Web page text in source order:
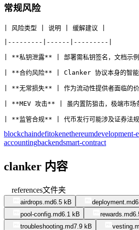
常规风险
| 风险类型 | 说明 | 缓解建议 |
|---------|------|---------|
| **私钥泄露** | 部署需私钥签名，文档示
| **合约风险** | Clanker 协议本身的智能
| **无常损失** | 作为流动性提供者面临的
| **MEV 攻击** | 虽内置防狙击，极端市
| **监管合规** | 代币发行可能涉及证券法
blockchaindefitokenethereumdevelopment-
accountingbackendsmart-contract
clanker 内容
references文件夹
airdrops.md6.5 kB deployment.md
pool-config.md6.1 kB rewards.md
troubleshooting.md7.9 kB